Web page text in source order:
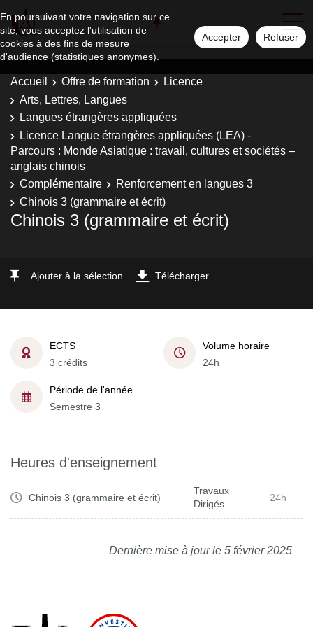
En poursuivant votre navigation sur ce
site, vous acceptez l'utilisation de
cookies à des fins de mesure
d'audience (statistiques anonymes).
Accepter Refuser
Accueil Offre de formation
Licence
Arts, Lettres, Langues
Langues étrangères appliquées
Licence Langue étrangères appliquées (LEA) -
Parcours : Monde Asiatique : travail, cultures et sociétés –
anglais chinois
Complémentaire
Renforcement en langues 3
Chinois 3 (grammaire et écrit)
Chinois 3 (grammaire et écrit)
Ajouter à la sélection Télécharger
ECTS
3 crédits
Volume horaire
24h
Période de l'année
Semestre 3
Heures d'enseignement
Chinois 3 (grammaire et écrit)
Travaux
Dirigés
24h
Dernière mise à jour le 5 février 2025